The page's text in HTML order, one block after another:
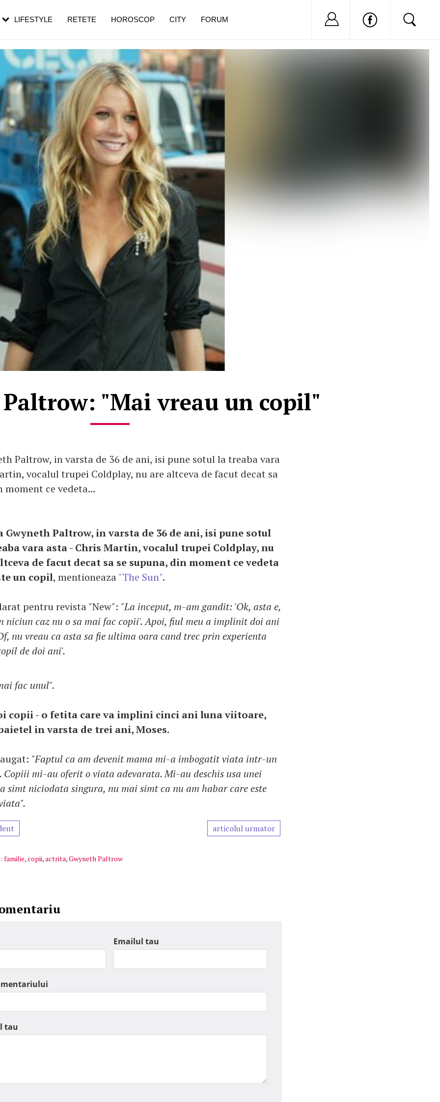
"Mai vreau un copil"
Paltrow, in varsta de 36 de ani, isi pune sotul la treaba vara
vocalul trupei Coldplay, nu are altceva de facut decat sa
moment ce vedeta...
Gwyneth Paltrow, in varsta de 36 de ani, isi pune sotul
vara asta - Chris Martin, vocalul trupei Coldplay, nu
de facut decat sa se supuna, din moment ce vedeta
un copil, mentioneaza "The Sun".
pentru revista "New": "La inceput, m-am gandit: 'Ok, asta e,
niciun caz nu o sa mai fac copii'. Apoi, fiul meu a implinit doi ani
nu vreau ca asta sa fie ultima oara cand trec prin experienta
de doi ani'.
fac unul".
copii - o fetita care va implini cinci ani luna viitoare,
in varsta de trei ani, Moses.
"Faptul ca am devenit mama mi-a imbogatit viata intr-un
mi-au oferit o viata adevarata. Mi-au deschis usa unei
simt niciodata singura, nu mai simt ca nu am habar care este
articolul urmator
familie,copii,actrita,Gwyneth Paltrow
Emailul tau
tau
LIFESTYLE RETETE HOROSCOP CITY FORUM Nu ai cont?
în vârstă
de dureroasă este investigația